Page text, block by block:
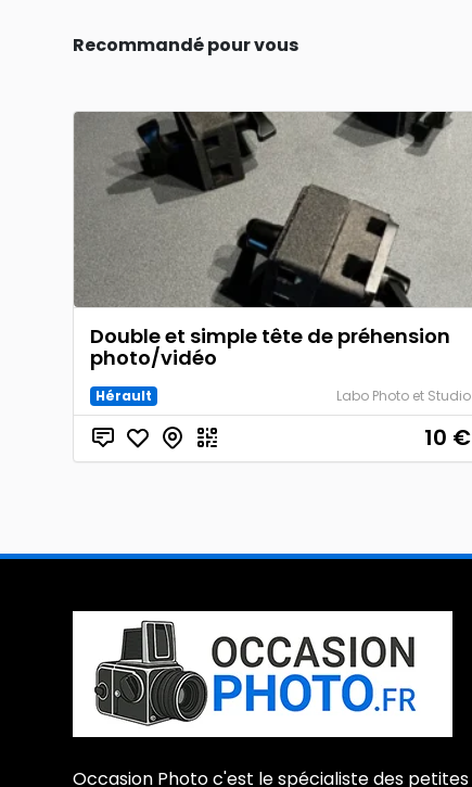
Recommandé pour vous
Double et simple tête de préhension
photo/vidéo
Hérault Labo Photo et Studio
10 €
Occasion Photo c'est le spécialiste des petites